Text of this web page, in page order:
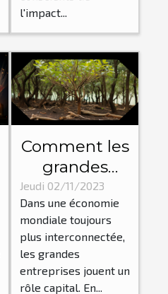
l'impact...
Comment les
grandes
entreprises
influencent-
elles
l'économie
mondiale ?
Jeudi 02/11/2023
Dans une économie
mondiale toujours
plus interconnectée,
les grandes
entreprises jouent un
rôle capital. En...